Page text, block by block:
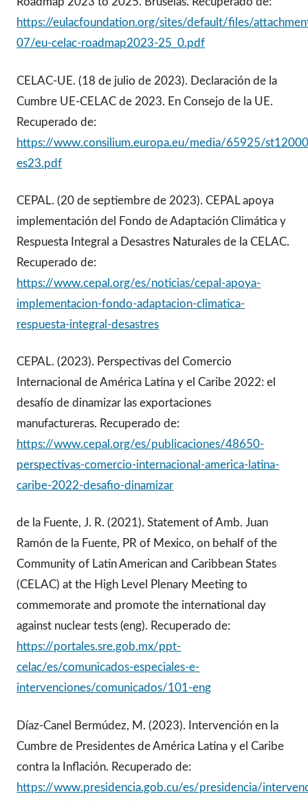
https://eulacfoundation.org/sites/default/files/
07/eu-celac-roadmap2023-25_0.pdf
CELAC-UE. (18 de julio de 2023). Declaración de la
Cumbre UE-CELAC de 2023. En Consejo de la UE.
Recuperado de:
https://www.consilium.europa.eu/media/65925/
es23.pdf
CEPAL. (20 de septiembre de 2023). CEPAL apoya
implementación del Fondo de Adaptación Climática y
Respuesta Integral a Desastres Naturales de la CELAC.
Recuperado de:
https://www.cepal.org/es/noticias/cepal-apoya-
implementacion-fondo-adaptacion-climatica-
respuesta-integral-desastres
CEPAL. (2023). Perspectivas del Comercio
Internacional de América Latina y el Caribe 2022: el
desafío de dinamizar las exportaciones
manufactureras. Recuperado de:
https://www.cepal.org/es/publicaciones/48650-
perspectivas-comercio-internacional-america-latina-
caribe-2022-desafio-dinamizar
de la Fuente, J. R. (2021). Statement of Amb. Juan
Ramón de la Fuente, PR of Mexico, on behalf of the
Community of Latin American and Caribbean States
(CELAC) at the High Level Plenary Meeting to
commemorate and promote the international day
against nuclear tests (eng). Recuperado de:
https://portales.sre.gob.mx/ppt-
celac/es/comunicados-especiales-e-
intervenciones/comunicados/101-eng
Díaz-Canel Bermúdez, M. (2023). Intervención en la
Cumbre de Presidentes de América Latina y el Caribe
contra la Inflación. Recuperado de:
https://www.presidencia.gob.cu/es/presidencia/